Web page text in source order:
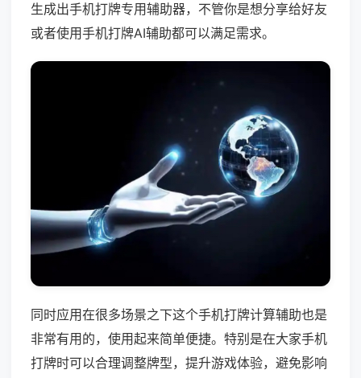
生成出手机打牌专用辅助器，不管你是想分享给好友
或者使用手机打牌AI辅助都可以满足需求。
同时应用在很多场景之下这个手机打牌计算辅助也是
非常有用的，使用起来简单便捷。特别是在大家手机
打牌时可以合理调整牌型，提升游戏体验，避免影响